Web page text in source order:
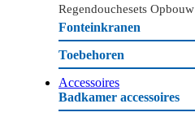
Regendouchesets Opbouw
Fonteinkranen
Toebehoren
Accessoires
Badkamer accessoires